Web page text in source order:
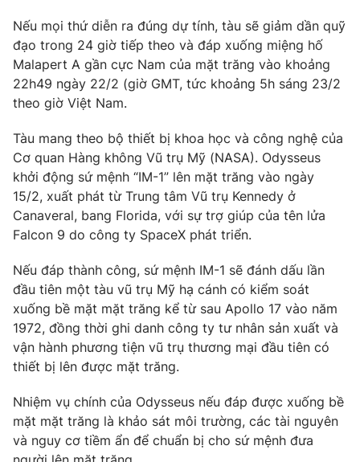
Khán giả
Giải sao mai
Âm nhạc
Sao
Du lịch
Làm đẹp
Chất lượng cuộc sống
Giáo dục
Tuyển sinh
Công nghệ
Hitech Công nghệ tương lai
Sản phẩm
Thị trường
Tư vấn
Giao lưu trực tuyến
Lịch phát sóng
Emagazine Podcast
Photo Infographic
Video Shorts video
VTV Money VTV Thể thao
Nếu mọi thứ diễn ra đúng dự tính, tàu sẽ giảm dần quỹ
đạo trong 24 giờ tiếp theo và đáp xuống miệng hố
Malapert A gần cực Nam của mặt trăng vào khoảng
22h49 ngày 22/2 (giờ GMT, tức khoảng 5h sáng 23/2
theo giờ Việt Nam.
Tàu mang theo bộ thiết bị khoa học và công nghệ của
Cơ quan Hàng không Vũ trụ Mỹ (NASA). Odysseus
khởi động sứ mệnh “IM-1” lên mặt trăng vào ngày
15/2, xuất phát từ Trung tâm Vũ trụ Kennedy ở
Canaveral, bang Florida, với sự trợ giúp của tên lửa
Falcon 9 do công ty SpaceX phát triển.
Nếu đáp thành công, sứ mệnh IM-1 sẽ đánh dấu lần
đầu tiên một tàu vũ trụ Mỹ hạ cánh có kiểm soát
xuống bề mặt mặt trăng kể từ sau Apollo 17 vào năm
1972, đồng thời ghi danh công ty tư nhân sản xuất và
vận hành phương tiện vũ trụ thương mại đầu tiên có
thiết bị lên được mặt trăng.
Nhiệm vụ chính của Odysseus nếu đáp được xuống bề
mặt mặt trăng là khảo sát môi trường, các tài nguyên
và nguy cơ tiềm ẩn để chuẩn bị cho sứ mệnh đưa